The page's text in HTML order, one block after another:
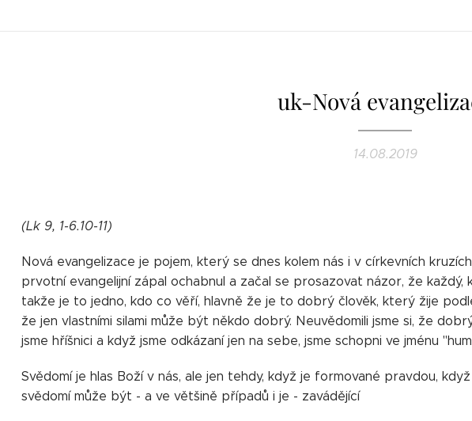
uk-Nová
14.08.2019
(Lk 9, 1-6.10-11)
Nová evangelizace je pojem, který se dnes kolem nás i v církevních
prvotní evangelijní zápal ochabnul a začal se prosazovat názor, že každý,
takže je to jedno, kdo co věří, hlavně že je to dobrý člověk, který žije
že jen vlastními silami může být někdo dobrý. Neuvědomili jsme si, že
jsme hříšnici a když jsme odkázaní jen na sebe, jsme schopni ve jménu
Svědomí je hlas Boží v nás, ale jen tehdy, když je formované pravdou,
svědomí může být - a ve většině případů i je - zavádějící